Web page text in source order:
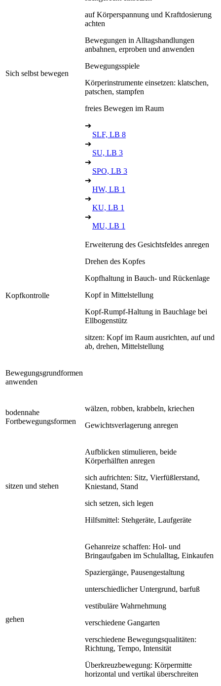
Sich selbst bewegen
auf Körperspannung und Kraftdosierung
achten
Bewegungen in Alltagshandlungen
anbahnen, erproben und anwenden
Bewegungsspiele
Körperinstrumente einsetzen: klatschen,
patschen, stampfen
freies Bewegen im Raum
➔
SLF, LB 8
➔
SU, LB 3
➔
SPO, LB 3
➔
HW, LB 1
➔
KU, LB 1
➔
MU, LB 1
Kopfkontrolle
Erweiterung des Gesichtsfeldes anregen
Drehen des Kopfes
Kopfhaltung in Bauch- und Rückenlage
Kopf in Mittelstellung
Kopf-Rumpf-Haltung in Bauchlage bei
Ellbogenstütz
sitzen: Kopf im Raum ausrichten, auf und
ab, drehen, Mittelstellung
Bewegungsgrundformen
anwenden
bodennahe
Fortbewegungsformen
wälzen, robben, krabbeln, kriechen
Gewichtsverlagerung anregen
sitzen und stehen
Aufblicken stimulieren, beide
Körperhälften anregen
sich aufrichten: Sitz, Vierfüßlerstand,
Kniestand, Stand
sich setzen, sich legen
Hilfsmittel: Stehgeräte, Laufgeräte
gehen
Gehanreize schaffen: Hol- und
Bringaufgaben im Schulalltag, Einkaufen
Spaziergänge, Pausengestaltung
unterschiedlicher Untergrund, barfuß
vestibuläre Wahrnehmung
verschiedene Gangarten
verschiedene Bewegungsqualitäten:
Richtung, Tempo, Intensität
Überkreuzbewegung: Körpermitte
horizontal und vertikal überschreiten